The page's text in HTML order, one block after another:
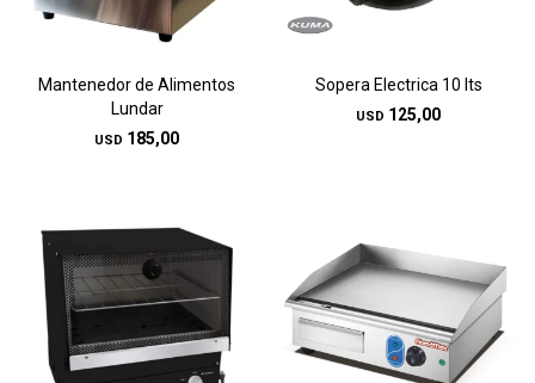
Mantenedor de Alimentos
Lundar
USD 185,00
Sopera Electrica 10 lts
USD 125,00